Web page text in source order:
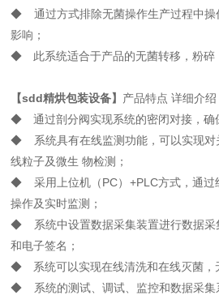
◆ 通过方式排除无菌操作生产过程中操
影响；
◆ 此系统适合于产品的无菌转移，粉碎
【sdd精烘包装设备】 产品特点 详细介绍
◆ 通过剖分阀实现系统的密闭对接，确
◆ 系统具有在线监测功能，可以实现对
线粒子及微生 物检测；
◆ 采用上位机（PC）+PLC方式，通过
操作及实时监测；
◆ 系统中设置数据采集装置进行数据采
和电子签名；
◆ 系统可以实现在线清洗和在线灭菌，
◆ 系统的测试、调试、监控和数据采集